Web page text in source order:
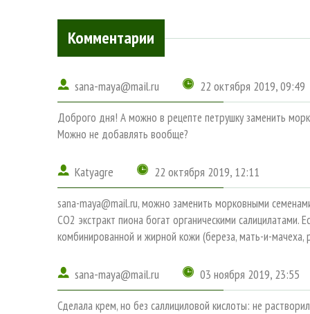
Комментарии
sana-maya@mail.ru 22 октября 2019, 09:49
Доброго дня! А можно в рецепте петрушку заменить
Можно не добавлять вообще?
Katyagre 22 октября 2019, 12:11
sana-maya@mail.ru, можно заменить морковными
СО2 экстракт пиона богат органическими
комбинированной и жирной кожи (береза, мать-и-мачеха,
sana-maya@mail.ru 03 ноября 2019, 23:55
Сделала крем, но без саллициловой кислоты: не